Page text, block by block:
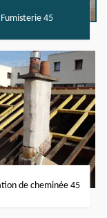
Fumisterie 45
de cheminée 45